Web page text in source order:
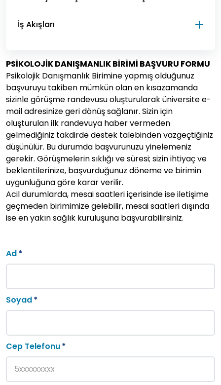
İş Akışları
PSİKOLOJİK DANIŞMANLIK BİRİMİ BAŞVURU FORMU
Psikolojik Danışmanlık Birimine yapmış olduğunuz
başvuruyu takiben mümkün olan en kısazamanda
sizinle görüşme randevusu oluşturularak üniversite e-
mail adresinize geri dönüş sağlanır. Sizin için
oluşturulan ilk randevuya haber vermeden
gelmediğiniz takdirde destek talebinden vazgeçtiğiniz
düşünülür. Bu durumda başvurunuzu yinelemeniz
gerekir. Görüşmelerin sıklığı ve süresi; sizin ihtiyaç ve
beklentilerinize, başvurduğunuz döneme ve birimin
uygunluğuna göre karar verilir.
Acil durumlarda, mesai saatleri içerisinde ise iletişime
geçmeden birimimize gelebilir, mesai saatleri dışında
ise en yakın sağlık kuruluşuna başvurabilirsiniz.
Ad
Soyad
Cep Telefonu